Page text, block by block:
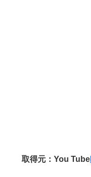
取得元：You Tube